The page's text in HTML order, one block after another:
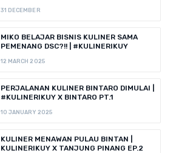
31 DECEMBER
MIKO BELAJAR BISNIS KULINER SAMA
PEMENANG DSC?!! | #KULINERIKUY
12 MARCH 2025
PERJALANAN KULINER BINTARO DIMULAI |
#KULINERIKUY X BINTARO PT.1
10 JANUARY 2025
KULINER MENAWAN PULAU BINTAN |
KULINERIKUY X TANJUNG PINANG EP.2